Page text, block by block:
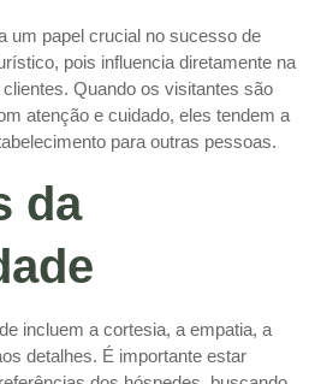
um papel crucial no sucesso de
pois influencia diretamente na
Quando os visitantes são
atenção e cuidado, eles tendem a
para outras pessoas.
da
incluem a cortesia, a empatia, a
detalhes. É importante estar